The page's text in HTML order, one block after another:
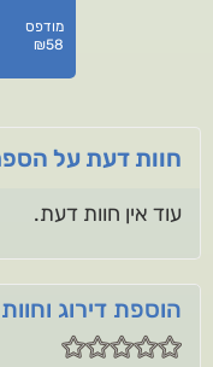
מודפס
₪58
חוות דעת על
עוד אין חוות דעת.
הוספת דירוג